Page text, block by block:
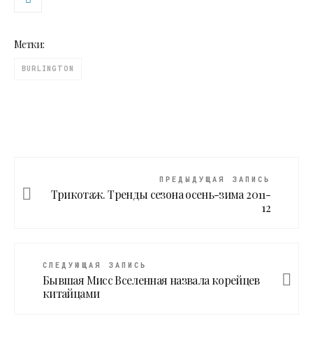
Метки:
BURLINGTON
ПРЕДЫДУЩАЯ ЗАПИСЬ
Трикотаж. Тренды сезона осень-зима 2011-
12
СЛЕДУЮЩАЯ ЗАПИСЬ
Бывшая Мисс Вселенная назвала корейцев
китайцами